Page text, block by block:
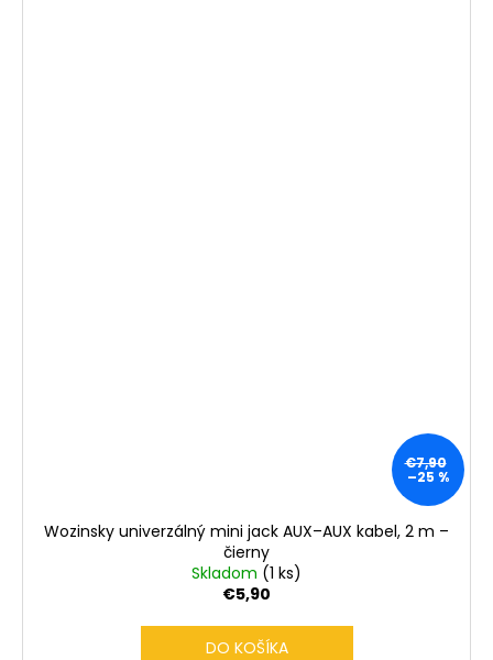
€7,90
–25 %
Wozinsky univerzálný mini jack AUX–AUX kabel, 2 m –
čierny
Skladom (1 ks)
€5,90
DO KOŠÍKA